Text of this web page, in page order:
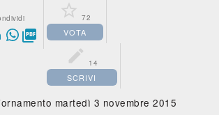

 72
VOTA
 14
SCRIVI
martedì 3 novembre 2015